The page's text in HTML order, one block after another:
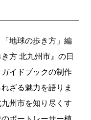
地球の歩き方」編
方 北九州市』の日
イドブックの制作
ざる魅力を語りま
州市を知り尽くす